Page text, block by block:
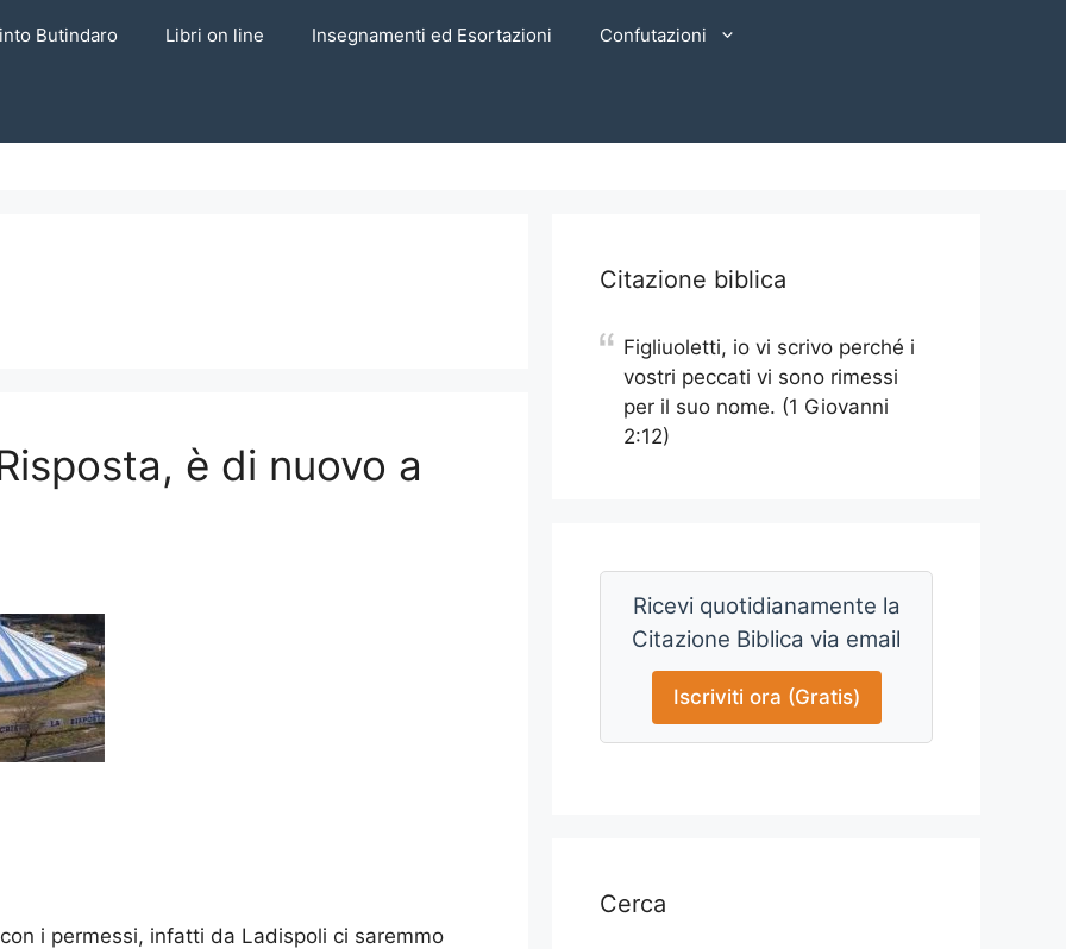
Butindaro Libri on line Insegnamenti ed Esortazioni Confutazioni
è di nuovo a
i permessi, infatti da Ladispoli ci saremmo
Citazione biblica
Figliuoletti, io vi scrivo perché i
vostri peccati vi sono rimessi
per il suo nome. (1 Giovanni
2:12)
Ricevi quotidianamente la
Citazione Biblica via email
Iscriviti ora (Gratis)
Cerca